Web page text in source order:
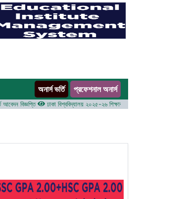
অনার্স ভর্তি প্রফেশনাল অনার্স
বিজ্ঞপ্তি ঢাকা বিশ্ববিদ্যালয় ২০২৫-২৬ শিক্ষাবর্ষে আন্ডারগ্র্যাজুয়েট প্রোগ্রামে